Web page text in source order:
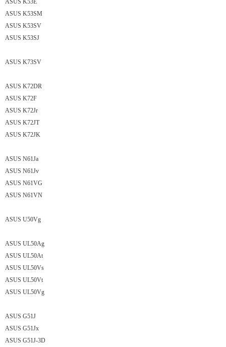
ASUS K53E
ASUS K53SM
ASUS K53SV
ASUS K53SJ
ASUS K73SV
ASUS K72DR
ASUS K72F
ASUS K72Jr
ASUS K72JT
ASUS K72JK
ASUS N61Ja
ASUS N61Jv
ASUS N61VG
ASUS N61VN
ASUS U50Vg
ASUS UL50Ag
ASUS UL50At
ASUS UL50Vs
ASUS UL50Vt
ASUS UL50Vg
ASUS G51J
ASUS G51Jx
ASUS G51J-3D